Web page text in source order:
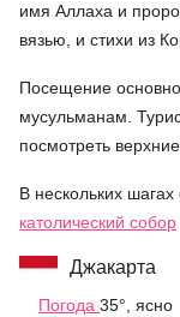
имя Аллаха и
вязью, и стихи из
Посещение
мусульманам.
посмотреть
В нескольких
католический собор
Джакарта
Погода 35°, ясно